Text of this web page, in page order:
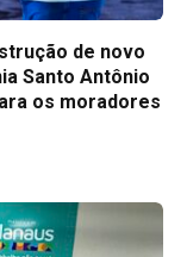
de novo
Santo Antônio
os moradores